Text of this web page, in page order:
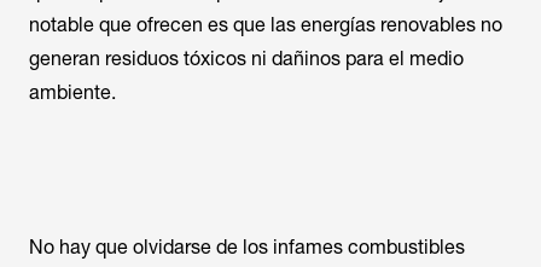
notable que ofrecen es que las energías renovables no
generan residuos tóxicos ni dañinos para el medio
ambiente.
No hay que olvidarse de los infames combustibles